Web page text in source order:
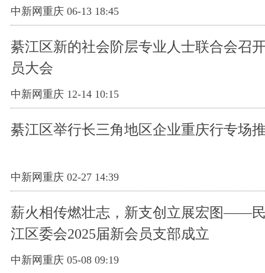
中新网重庆 06-13 18:45
綦江区新的社会阶层专业人士联合会召
员大会
中新网重庆 12-14 10:15
綦江区举行长三角地区企业重庆行专场
中新网重庆 02-27 14:39
薪火相传燃壮志，新支创立展宏图——
江区委会2025届新会员支部成立
中新网重庆 05-08 09:19